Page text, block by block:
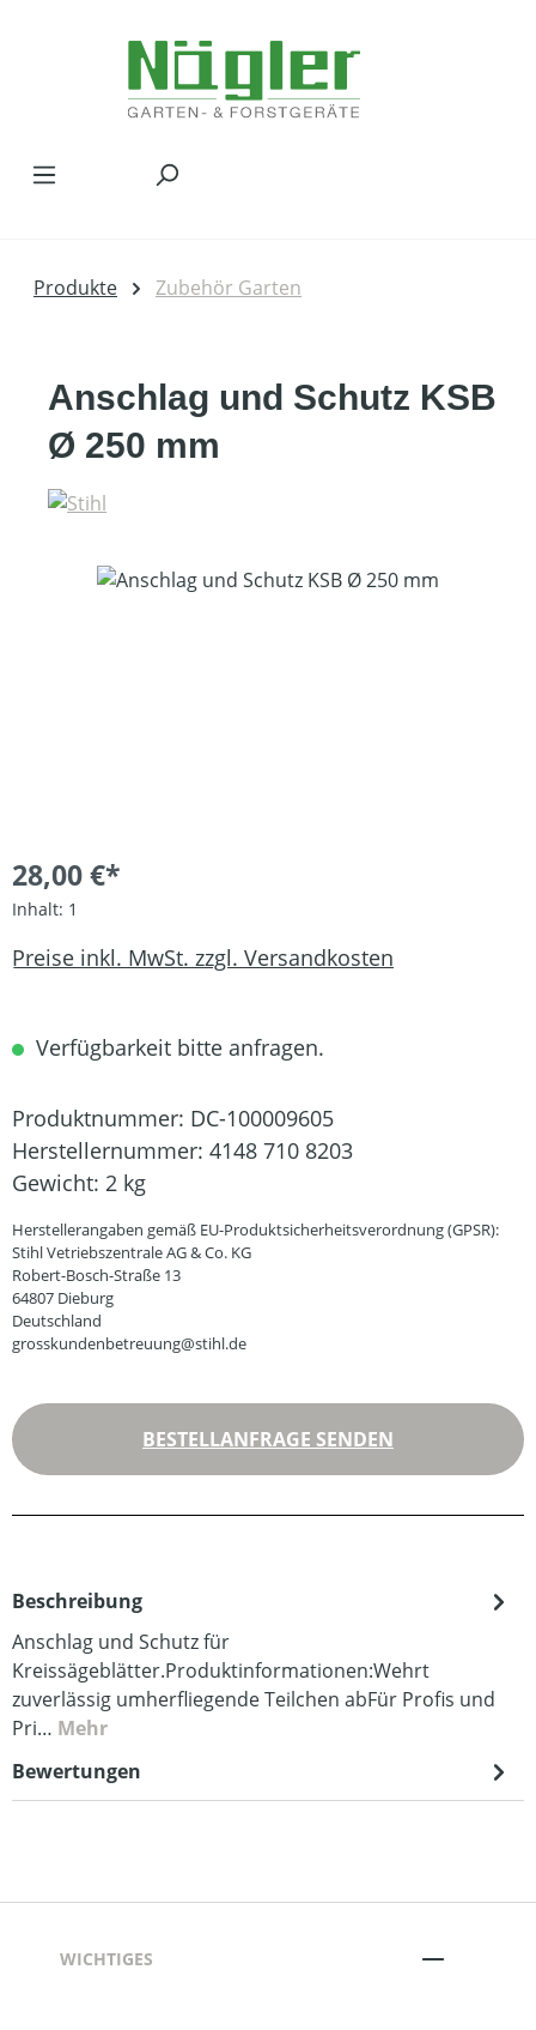
Produkte Zubehör Garten
Anschlag und Schutz KSB
Ø 250 mm
Bildergalerie überspringen
28,00 €*
Inhalt: 1
Preise inkl. MwSt. zzgl. Versandkosten
Verfügbarkeit bitte anfragen.
Produktnummer: DC-100009605
Herstellernummer: 4148 710 8203
Gewicht: 2 kg
Herstellerangaben gemäß EU-Produktsicherheitsverordnung (GPSR):
Stihl Vetriebszentrale AG & Co. KG
Robert-Bosch-Straße 13
64807 Dieburg
Deutschland
grosskundenbetreuung@stihl.de
BESTELLANFRAGE SENDEN
Beschreibung
Anschlag und Schutz für
Kreissägeblätter.Produktinformationen:Wehrt
zuverlässig umherfliegende Teilchen abFür Profis und
Pri… Mehr
Bewertungen
WICHTIGES